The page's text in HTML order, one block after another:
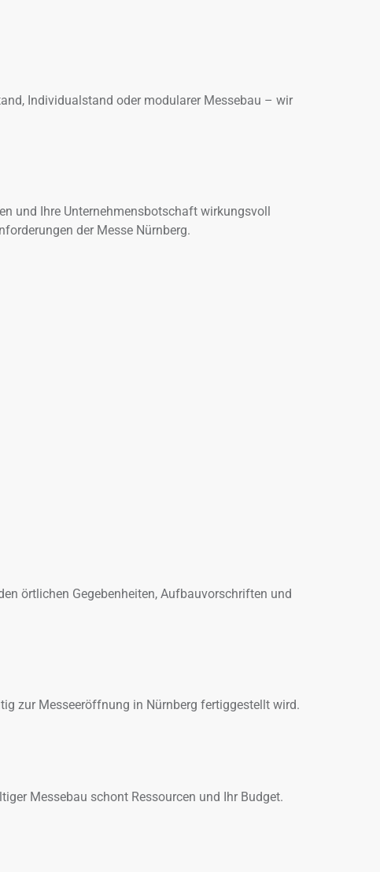
Individualstand oder modularer Messebau – wir
und Ihre Unternehmensbotschaft wirkungsvoll
der Messe Nürnberg.
örtlichen Gegebenheiten, Aufbauvorschriften und
zur Messeeröffnung in Nürnberg fertiggestellt wird.
Messebau schont Ressourcen und Ihr Budget.